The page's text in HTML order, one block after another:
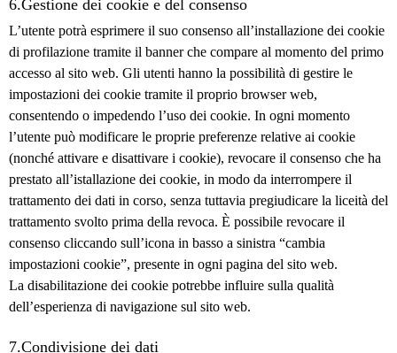
6.Gestione dei cookie e del consenso
L’utente potrà esprimere il suo consenso all’installazione dei cookie
di profilazione tramite il banner che compare al momento del primo
accesso al sito web. Gli utenti hanno la possibilità di gestire le
impostazioni dei cookie tramite il proprio browser web,
consentendo o impedendo l’uso dei cookie. In ogni momento
l’utente può modificare le proprie preferenze relative ai cookie
(nonché attivare e disattivare i cookie), revocare il consenso che ha
prestato all’istallazione dei cookie, in modo da interrompere il
trattamento dei dati in corso, senza tuttavia pregiudicare la liceità del
trattamento svolto prima della revoca. È possibile revocare il
consenso cliccando sull’icona in basso a sinistra “cambia
impostazioni cookie”, presente in ogni pagina del sito web.
La disabilitazione dei cookie potrebbe influire sulla qualità
dell’esperienza di navigazione sul sito web.
7.Condivisione dei dati